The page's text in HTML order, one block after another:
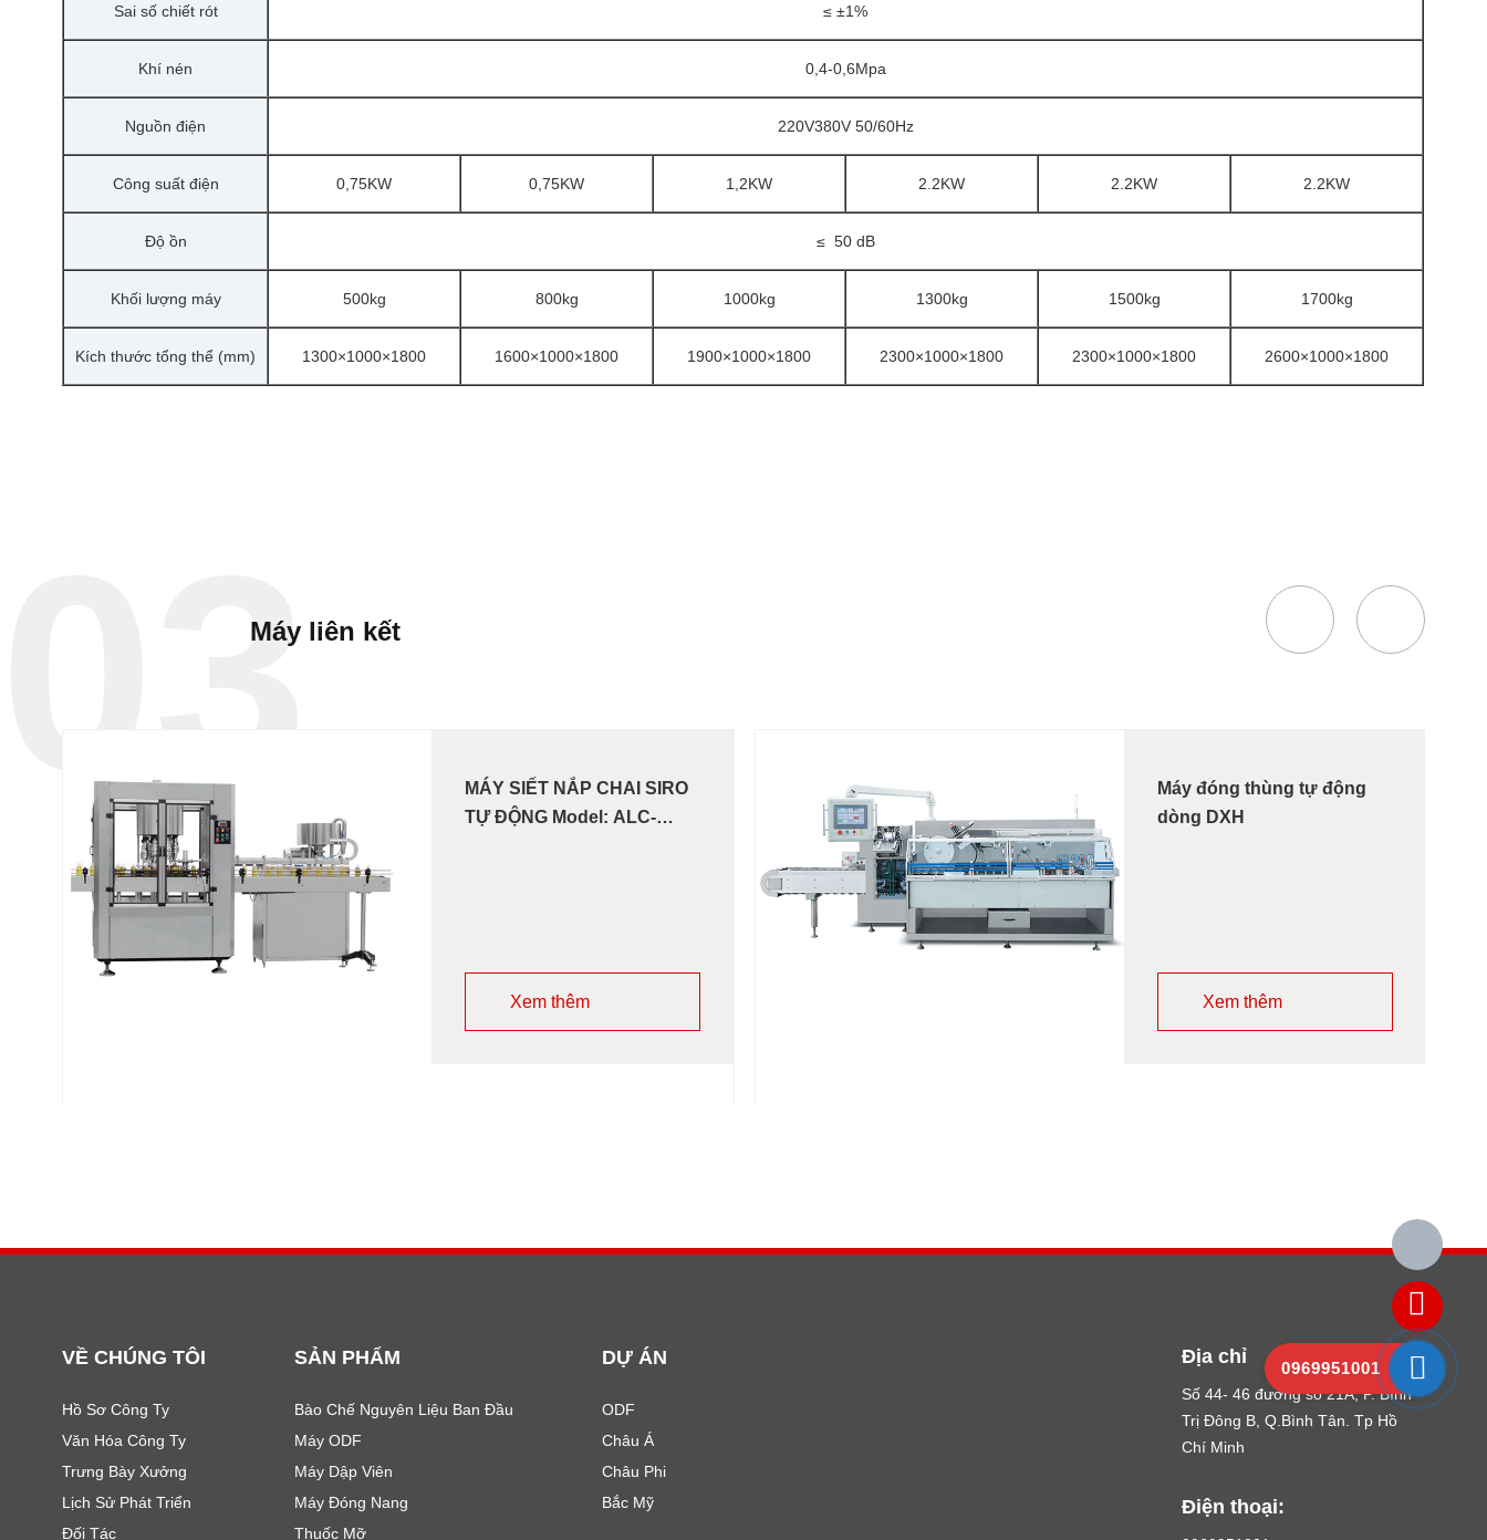
Sai số chiết rót ≤ ±1%
Khí nén 0,4-0,6Mpa
Nguồn điện 220V380V 50/60Hz
Công suất điện 0,75KW 0,75KW 1,2KW 2.2KW 2.2KW 2.2KW
Độ ồn ≤ 50 dB
Khối lượng máy 500kg 800kg 1000kg 1300kg 1500kg 1700kg
Kích thước tổng thể (mm) 1300×1000×1800 1600×1000×1800 1900×1000×1800 2300×1000×1800 2300×1000×1800 2600×1000×1800
03Máy liên kết
MÁY SIẾT NẮP CHAI SIRO
TỰ ĐỘNG Model: ALC-
Xem thêm
Máy đóng thùng tự động
dòng DXH
Xem thêm
VỀ CHÚNG TÔI
Hồ Sơ Công Ty
Văn Hóa Công Ty
Trưng Bày Xưởng
Lịch Sử Phát Triển
Đối Tác
SẢN PHẨM
Bào Chế Nguyên Liệu Ban Đầu
Máy ODF
Máy Dập Viên
Máy Đóng Nang
Thuốc Mỡ
DỰ ÁN
ODF
Châu Á
Châu Phi
Bắc Mỹ
Địa chỉ
Số 44- 46 đường số 21A, P. Bình
Trị Đông B, Q.Bình Tân. Tp Hồ
Chí Minh
Điện thoại:
0969951001